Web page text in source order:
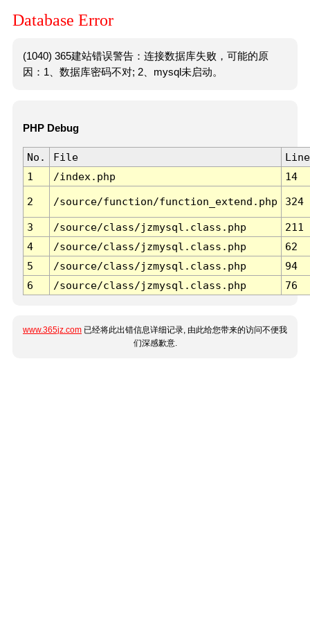
Database Error
(1040) 365建站错误警告：连接数据库失败，可能的原
因：1、数据库密码不对; 2、mysql未启动。
PHP Debug
No. File
Line
1
/index.php 14
2 /source/function/function_extend.php 324
3 /source/class/jzmysql.class.php
211
4
/source/class/jzmysql.class.php
62
5
/source/class/jzmysql.class.php
94
6
/source/class/jzmysql.class.php 76
www.365jz.com 已经将此出错信息详细记录, 由此给您带来的访问不便我
们深感歉意.